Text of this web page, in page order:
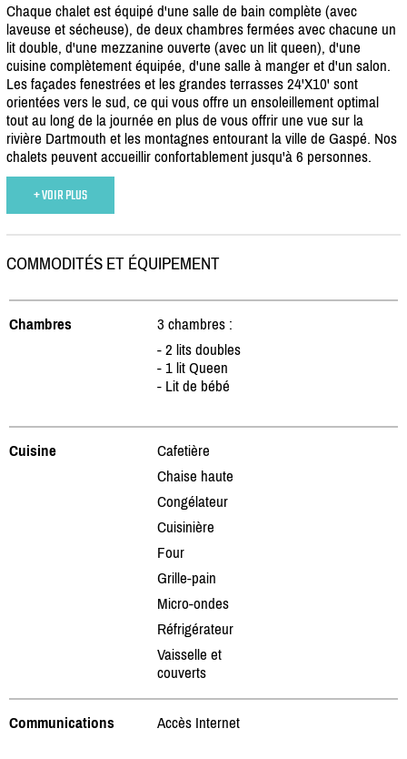
Chaque chalet est équipé d'une salle de bain complète (avec
laveuse et sécheuse), de deux chambres fermées avec chacune un
lit double, d'une mezzanine ouverte (avec un lit queen), d'une
cuisine complètement équipée, d'une salle à manger et d'un salon.
Les façades fenestrées et les grandes terrasses 24'X10' sont
orientées vers le sud, ce qui vous offre un ensoleillement optimal
tout au long de la journée en plus de vous offrir une vue sur la
rivière Dartmouth et les montagnes entourant la ville de Gaspé. Nos
chalets peuvent accueillir confortablement jusqu'à 6 personnes.
+ VOIR PLUS
COMMODITÉS ET ÉQUIPEMENT
Chambres
3 chambres :
- 2 lits doubles
- 1 lit Queen
- Lit de bébé
Cuisine
Cafetière
Chaise haute
Congélateur
Cuisinière
Four
Grille-pain
Micro-ondes
Réfrigérateur
Vaisselle et
couverts
Communications Accès Internet